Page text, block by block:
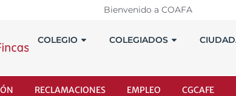
Bienvenido a COAFA
COLEGIO COLEGIADOS
RECLAMACIONES EMPLEO CGCAFE